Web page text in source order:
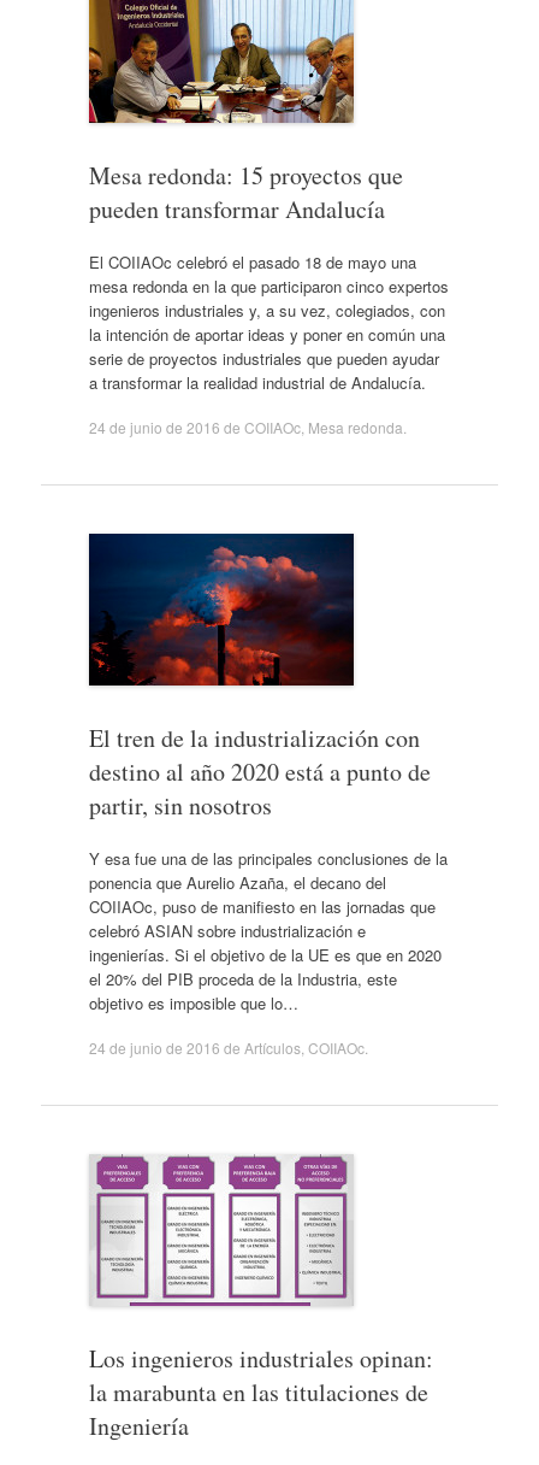
Mesa redonda: 15 proyectos que
pueden transformar Andalucía
El COIIAOc celebró el pasado 18 de mayo una
mesa redonda en la que participaron cinco expertos
ingenieros industriales y, a su vez, colegiados, con
la intención de aportar ideas y poner en común una
serie de proyectos industriales que pueden ayudar
a transformar la realidad industrial de Andalucía.
24 de junio de 2016 de COIIAOc, Mesa redonda
El tren de la industrialización con
destino al año 2020 está a punto de
partir, sin nosotros
Y esa fue una de las principales conclusiones de la
ponencia que Aurelio Azaña, el decano del
COIIAOc, puso de manifiesto en las jornadas que
celebró ASIAN sobre industrialización e
ingenierías. Si el objetivo de la UE es que en 2020
el 20% del PIB proceda de la Industria, este
objetivo es imposible que lo…
24 de junio de 2016 de Artículos, COIIAOc.
Los ingenieros industriales opinan:
la marabunta en las titulaciones de
Ingeniería